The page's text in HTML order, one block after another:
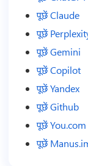
पूछें Claude
पूछें
पूछें Gemini
पूछें Copilot
पूछें Yandex
पूछें Github
पूछें You.com
पूछें